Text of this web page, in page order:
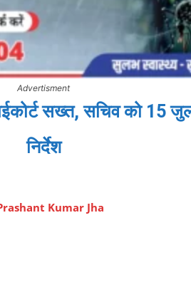
Advertisment
सख्त, सचिव को 15
निर्देश
Kumar Jha